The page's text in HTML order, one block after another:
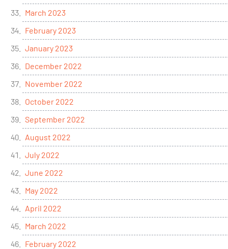
March 2023
February 2023
January 2023
December 2022
November 2022
October 2022
September 2022
August 2022
July 2022
June 2022
May 2022
April 2022
March 2022
February 2022